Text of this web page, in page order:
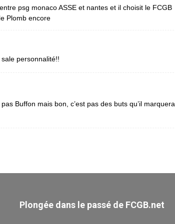
psg monaco ASSE et nantes et il choisit le FCGB
Plomb encore
personnalité!!
Buffon mais bon, c’est pas des buts qu’il marquera
Plongée dans le passé de FCGB.net